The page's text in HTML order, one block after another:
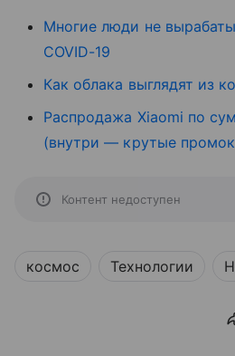
Многие люди не
COVID-19
Как облака выглядят из
Распродажа Xiaomi по
(внутри — крутые
Контент недоступен
космос Технологии